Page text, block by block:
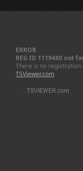
ERROR
REG ID 1119480 not
There is no registration
TSViewer.com